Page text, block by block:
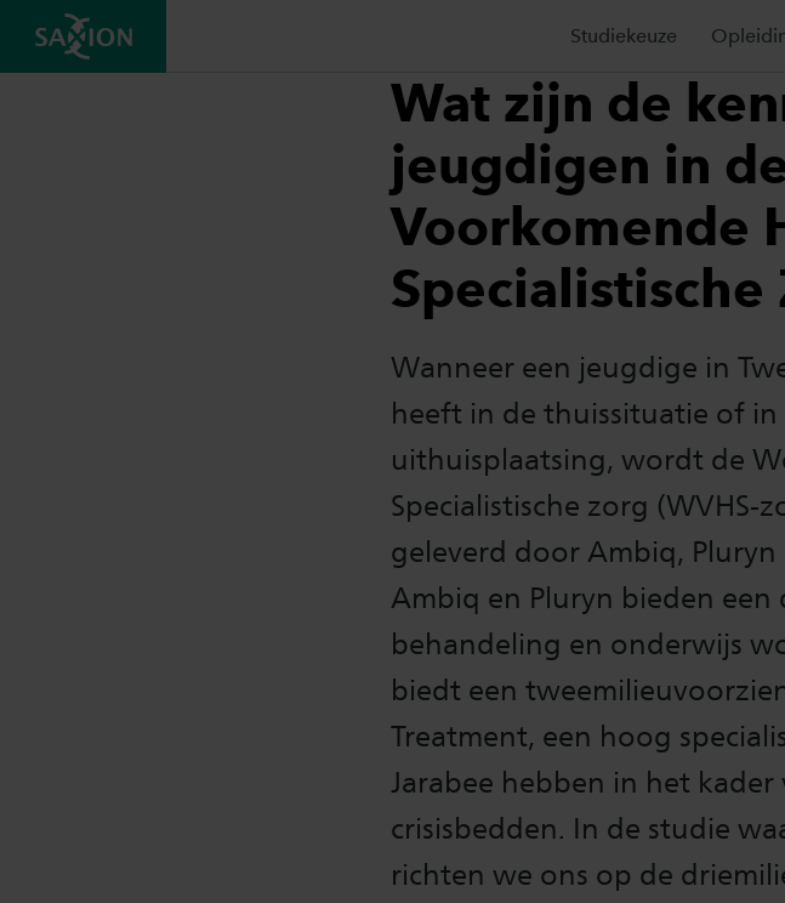
Studiekeuze
Wat zijn de
jeugdigen in
Voorkomende
Specialistische
Wanneer een jeugdige in
heeft in de thuissituatie of
uithuisplaatsing, wordt de
Specialistische zorg
geleverd door Ambiq, Pluryn
Ambiq en Pluryn bieden
behandeling en onderwijs
biedt een
Treatment, een hoog
Jarabee hebben in het kader
crisisbedden. In de studie
richten we ons op de